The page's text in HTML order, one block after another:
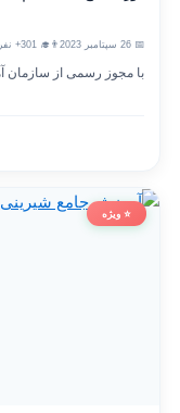
👨‍🎓 301+ نفر
با مجوز رسمی از سازمان
⭐ ویژه